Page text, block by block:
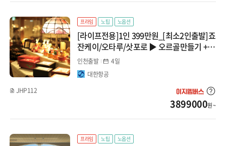
프라임 노팁 노옵션
[라이프전용]1인 399만원_[최소2인출발]죠
잔케이/오타루/삿포로 ▶ 오르골만들기 +
가족맞춤여행
인천출발
4일
대한항공
JHP112
3899000원 ~
프라임 노팁 노옵션